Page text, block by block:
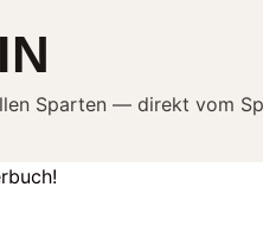
Sparten — direkt vom